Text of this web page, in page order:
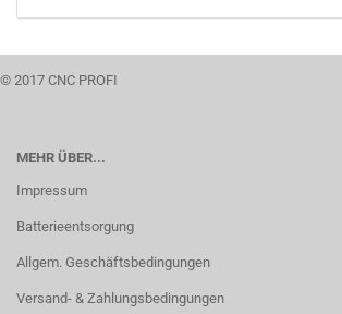
© 2017 CNC PROFI
MEHR ÜBER...
Impressum
Batterieentsorgung
Allgem. Geschäftsbedingungen
Versand- & Zahlungsbedingungen